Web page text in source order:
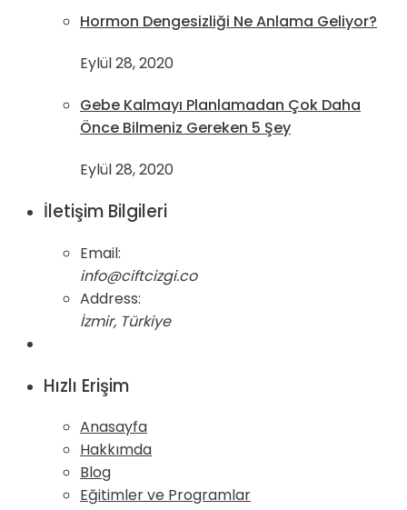
Hormon Dengesizliği Ne Anlama Geliyor?
Eylül 28, 2020
Gebe Kalmayı Planlamadan Çok Daha
Önce Bilmeniz Gereken 5 Şey
Eylül 28, 2020
İletişim Bilgileri
Email:
info@ciftcizgi.co
Address:
İzmir, Türkiye
Hızlı Erişim
Anasayfa
Hakkımda
Blog
Eğitimler ve Programlar